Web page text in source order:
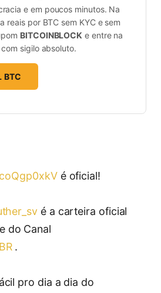
e em poucos minutos. Na
reais por BTC sem KYC e sem
BITCOINBLOCK e entre na
sigilo absoluto.
BTC
é oficial!
é a carteira oficial
do Canal
.
pro dia a dia do